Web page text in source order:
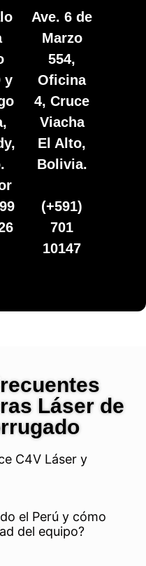
y
Ave. 6 de
Marzo
554,
Oficina
4, Cruce
Viacha
El Alto,
Bolivia.
(+591)
701
10147
Láser de
C4V Láser y
el Perú y cómo
del equipo?